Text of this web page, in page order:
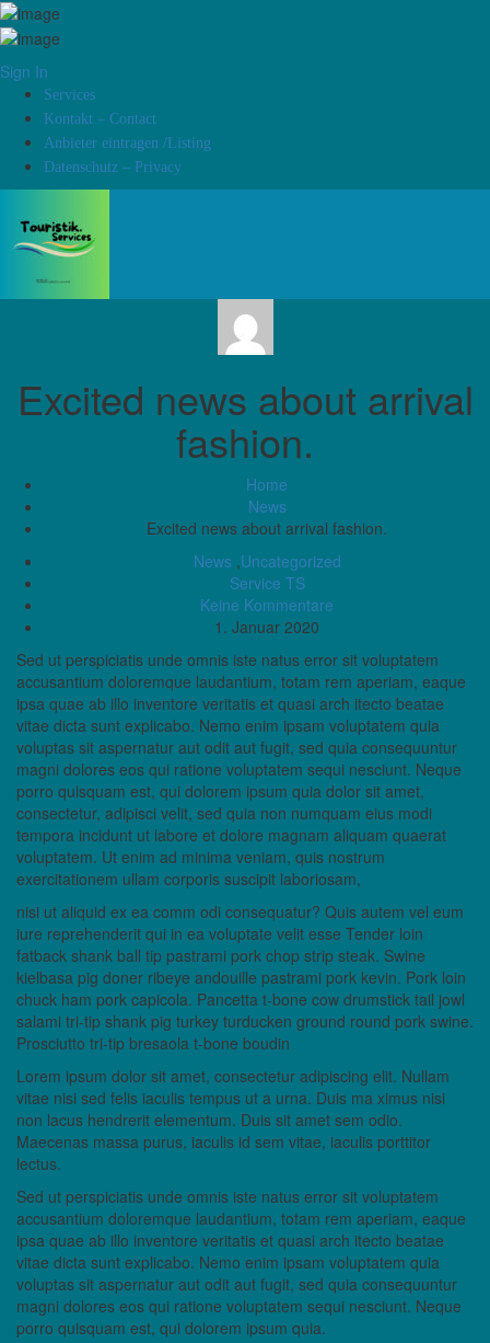
Sign In
Services
Kontakt – Contact
Anbieter eintragen /Listing
Datenschutz – Privacy
Excited news about arrival
fashion.
Home
News
Excited news about arrival fashion.
News ,Uncategorized
Service TS
Keine Kommentare
1. Januar 2020
Sed ut perspiciatis unde omnis iste natus error sit voluptatem
accusantium doloremque laudantium, totam rem aperiam, eaque
ipsa quae ab illo inventore veritatis et quasi arch itecto beatae
vitae dicta sunt explicabo. Nemo enim ipsam voluptatem quia
voluptas sit aspernatur aut odit aut fugit, sed quia consequuntur
magni dolores eos qui ratione voluptatem sequi nesciunt. Neque
porro quisquam est, qui dolorem ipsum quia dolor sit amet,
consectetur, adipisci velit, sed quia non numquam eius modi
tempora incidunt ut labore et dolore magnam aliquam quaerat
voluptatem. Ut enim ad minima veniam, quis nostrum
exercitationem ullam corporis suscipit laboriosam,
nisi ut aliquid ex ea comm odi consequatur? Quis autem vel eum
iure reprehenderit qui in ea voluptate velit esse Tender loin
fatback shank ball tip pastrami pork chop strip steak. Swine
kielbasa pig doner ribeye andouille pastrami pork kevin. Pork loin
chuck ham pork capicola. Pancetta t-bone cow drumstick tail jowl
salami tri-tip shank pig turkey turducken ground round pork swine.
Prosciutto tri-tip bresaola t-bone boudin
Lorem ipsum dolor sit amet, consectetur adipiscing elit. Nullam
vitae nisi sed felis iaculis tempus ut a urna. Duis ma ximus nisi
non lacus hendrerit elementum. Duis sit amet sem odio.
Maecenas massa purus, iaculis id sem vitae, iaculis porttitor
lectus.
Sed ut perspiciatis unde omnis iste natus error sit voluptatem
accusantium doloremque laudantium, totam rem aperiam, eaque
ipsa quae ab illo inventore veritatis et quasi arch itecto beatae
vitae dicta sunt explicabo. Nemo enim ipsam voluptatem quia
voluptas sit aspernatur aut odit aut fugit, sed quia consequuntur
magni dolores eos qui ratione voluptatem sequi nesciunt. Neque
porro quisquam est, qui dolorem ipsum quia.